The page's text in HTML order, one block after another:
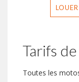
Tarifs
Toutes les